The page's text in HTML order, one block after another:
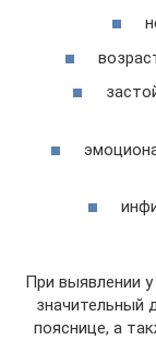
При выявлении
значительный
пояснице, а